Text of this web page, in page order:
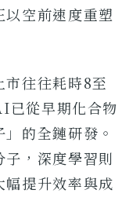
空前速度重塑
往往耗時8至
已從早期化合物
的全鏈研發。
，深度學習則
提升效率與成